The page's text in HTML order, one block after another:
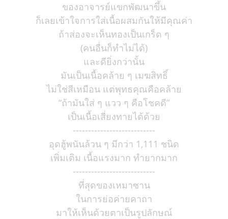
ของอาจารย์แขกพัฒนาขึ้น
ก็เลยเข้าใจการใส่เนื้อผสมกันให้มีคุณค่า
ถ้าส่องจะเห็นทองเป็นเกร็ด ๆ
(คนอื่นก็ทำไม่ได้)
และดียิ่งกว่านั้น
มันเป็นเนื้อคล้าย ๆ เมฆสิทธิ์
ไม่ใช่สีเหมือน แต่พุทธคุณคือคล้าย
“ถ้ามันใส่ ๆ แวว ๆ คือโชคดี”
เป็นเนื้อเสี่ยงทายได้ด้วย
---------------------------
อุดฮู้พนันล้วน ๆ มีกว่า 1,111 ชนิด
เพิ่มเติม เนื้อแรงมาก ทำยากมาก
---------------------------
ที่สุดของเหมาซาน
ในการย่อค่ายคาถา
มาให้เห็นด้วยตาเป็นรูปลักษณ์